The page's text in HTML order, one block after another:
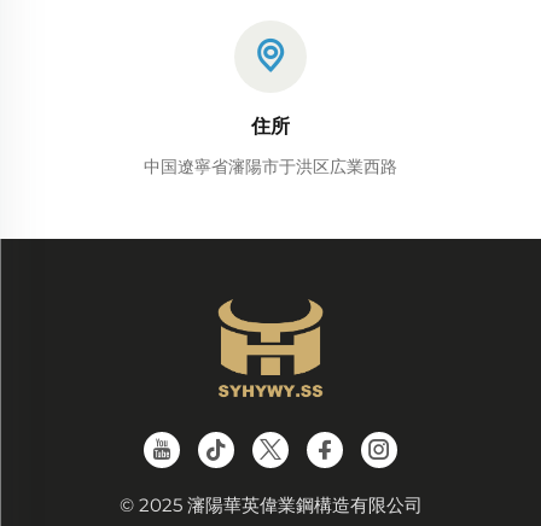
住所
中国遼寧省瀋陽市于洪区広業西路
© 2025 瀋陽華英偉業鋼構造有限公司